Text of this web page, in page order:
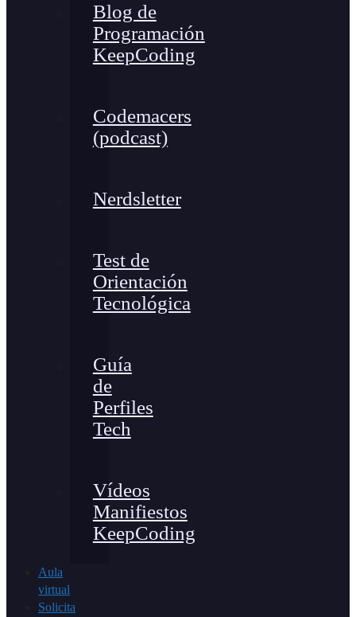
Blog de
Programación
KeepCoding
Codemacers
(podcast)
Nerdsletter
Test de
Orientación
Tecnológica
Guía
de
Perfiles
Tech
Vídeos
Manifiestos
KeepCoding
Aula
virtual
Solicita